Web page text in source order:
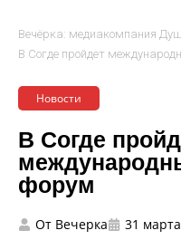
Вечёрка: медиакомпания
В Согде пройдет
Новости
В Согде
форум
От Вечерка 31